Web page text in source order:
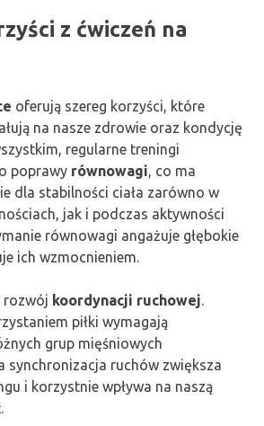
z ćwiczeń na
oferują szereg korzyści, które
na nasze zdrowie oraz kondycję
regularne treningi
poprawy równowagi, co ma
dla stabilności ciała zarówno w
jak i podczas aktywności
równowagi angażuje głębokie
ich wzmocnieniem.
rozwój koordynacji ruchowej.
piłki wymagają
grup mięśniowych
synchronizacja ruchów zwiększa
i korzystnie wpływa na naszą